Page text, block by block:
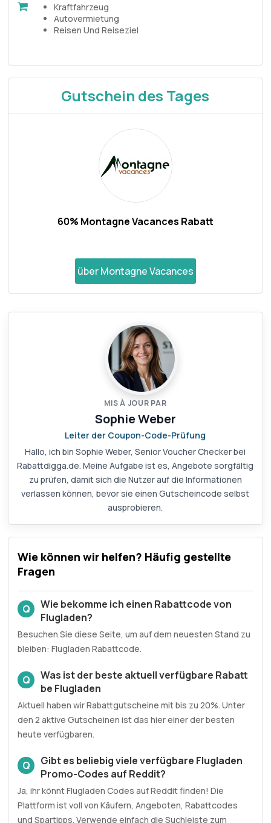
Kraftfahrzeug
Autovermietung
Reisen Und Reiseziel
Gutschein des Tages
60% Montagne Vacances Rabatt
über Montagne Vacances
MIS À JOUR PAR
Sophie Weber
Leiter der Coupon-Code-Prüfung
Hallo, ich bin Sophie Weber, Senior Voucher Checker bei
Rabattdigga.de. Meine Aufgabe ist es, Angebote sorgfältig
zu prüfen, damit sich die Nutzer auf die Informationen
verlassen können, bevor sie einen Gutscheincode selbst
ausprobieren.
Wie können wir helfen? Häufig gestellte
Fragen
Q
Wie bekomme ich einen Rabattcode von
Flugladen?
Besuchen Sie diese Seite, um auf dem neuesten Stand zu
bleiben: Flugladen Rabattcode.
Q
Was ist der beste aktuell verfügbare Rabatt
be Flugladen
Aktuell haben wir Rabattgutscheine mit bis zu 20%. Unter
den 2 aktive Gutscheinen ist das hier einer der besten
heute verfügbaren.
Q
Gibt es beliebig viele verfügbare Flugladen
Promo-Codes auf Reddit?
Ja, ihr könnt Flugladen Codes auf Reddit finden! Die
Plattform ist voll von Käufern, Angeboten, Rabattcodes
und Spartipps. Verwende einfach die Suchleiste zum